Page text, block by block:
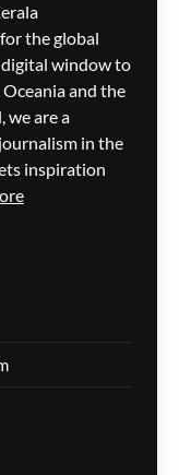
ഒരു
സഹായം
the global
window to
and the
we are a
in the
inspiration